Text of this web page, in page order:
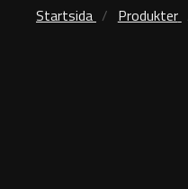
Startsida Produkter